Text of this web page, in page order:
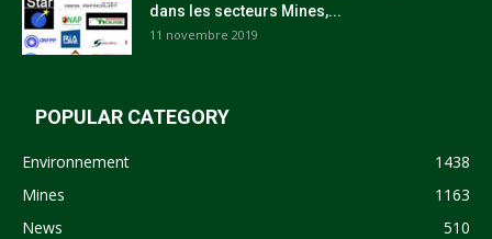
dans les secteurs Mines,...
11 novembre 2019
POPULAR CATEGORY
Environnement
1438
Mines
1163
News
510